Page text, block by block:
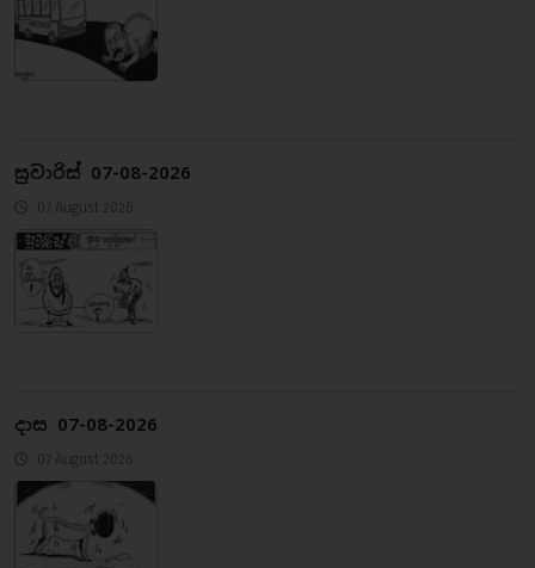
සුවාරිස් 07-08-2026
07 August 2026
දාස 07-08-2026
07 August 2026